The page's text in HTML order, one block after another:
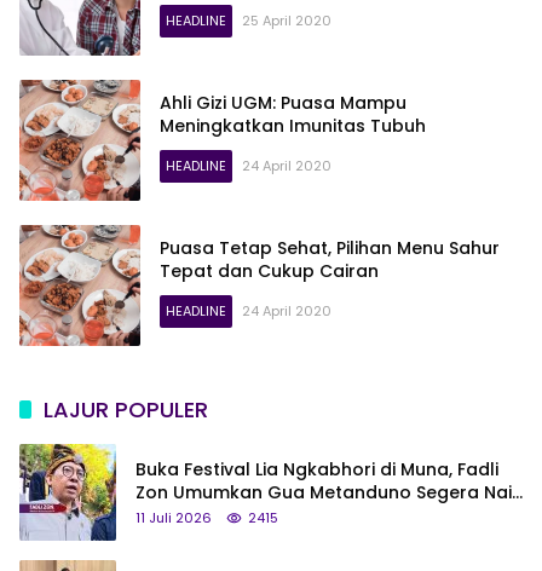
HEADLINE 25 April 2020
Ahli Gizi UGM: Puasa Mampu
Meningkatkan Imunitas Tubuh
HEADLINE 24 April 2020
Puasa Tetap Sehat, Pilihan Menu Sahur
Tepat dan Cukup Cairan
HEADLINE 24 April 2020
LAJUR POPULER
Buka Festival Lia Ngkabhori di Muna, Fadli
Zon Umumkan Gua Metanduno Segera Naik
Status Jadi Cagar Budaya Nasional
11 Juli 2026 2415